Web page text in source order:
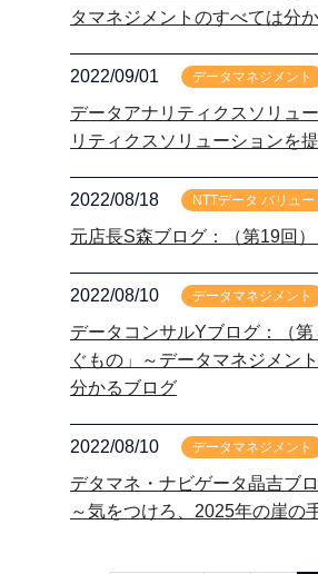
タマネジメントのすべては分
2022/09/01 データマネジメント
データアナリティクスソリュ
リティクスソリューションを
2022/08/18 NTTデータ バリュ
元店長S森ブログ：（第19回
2022/08/10 データマネジメント
データコンサルYブログ：（
ぐもの」～データマネジメン
分かるブログ
2022/08/10 データマネジメント
デタマネ・ナビゲータ晶吉ブ
～気をつけろ、2025年の崖の